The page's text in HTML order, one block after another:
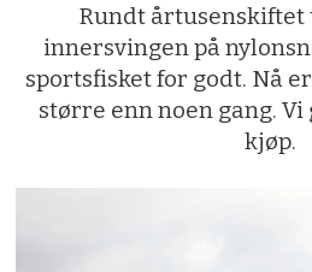
Rundt
innersvingen på
sportsfisket for godt. Nå
større enn noen gang.
kjøp.